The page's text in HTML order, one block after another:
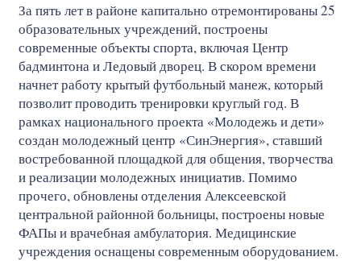
За пять лет в районе капитально отремонтированы 25
образовательных учреждений, построены
современные объекты спорта, включая Центр
бадминтона и Ледовый дворец. В скором времени
начнет работу крытый футбольный манеж, который
позволит проводить тренировки круглый год. В
рамках национального проекта «Молодежь и дети»
создан молодежный центр «СинЭнергия», ставший
востребованной площадкой для общения, творчества
и реализации молодежных инициатив. Помимо
прочего, обновлены отделения Алексеевской
центральной районной больницы, построены новые
ФАПы и врачебная амбулатория. Медицинские
учреждения оснащены современным оборудованием.